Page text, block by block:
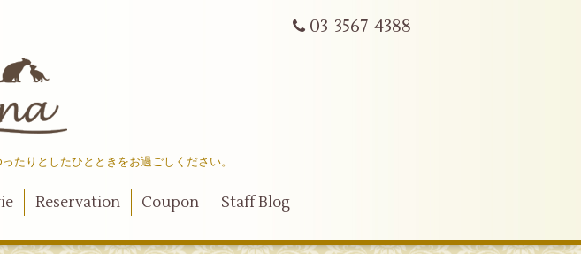
03-3567-4388
たりとしたひとときをお過ごしください。
Reservation Coupon Staff Blog